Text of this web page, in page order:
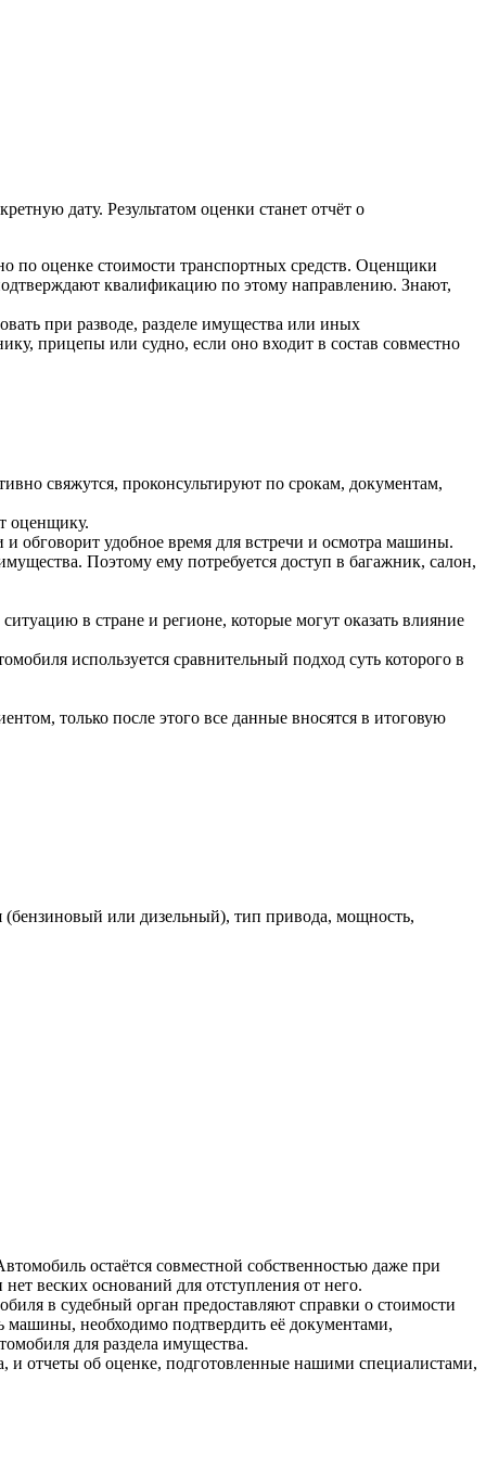
дату. Результатом оценки станет отчёт о
по оценке стоимости транспортных средств. Оценщики
квалификацию по этому направлению. Знают,
при разводе, разделе имущества или иных
прицепы или судно, если оно входит в состав совместно
свяжутся, проконсультируют по срокам, документам,
оценщику.
обговорит удобное время для встречи и осмотра машины.
Поэтому ему потребуется доступ в багажник, салон,
в стране и регионе, которые могут оказать влияние
используется сравнительный подход суть которого в
только после этого все данные вносятся в итоговую
(бензиновый или дизельный), тип привода, мощность,
остаётся совместной собственностью даже при
веских оснований для отступления от него.
в судебный орган предоставляют справки о стоимости
необходимо подтвердить её документами,
для раздела имущества.
и отчеты об оценке, подготовленные нашими специалистами,